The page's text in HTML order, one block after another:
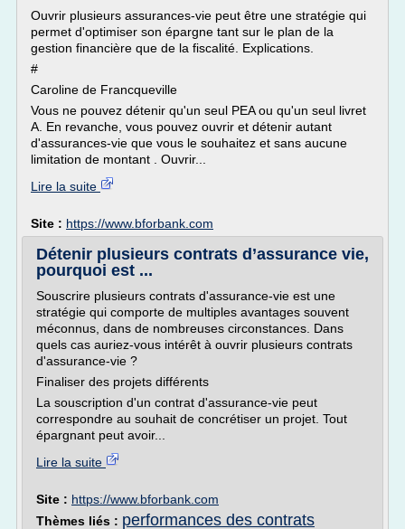
Ouvrir plusieurs assurances-vie peut être une stratégie qui
permet d'optimiser son épargne tant sur le plan de la
gestion financière que de la fiscalité. Explications.
#
Caroline de Francqueville
Vous ne pouvez détenir qu'un seul PEA ou qu'un seul livret
A. En revanche, vous pouvez ouvrir et détenir autant
d'assurances-vie que vous le souhaitez et sans aucune
limitation de montant . Ouvrir...
Lire la suite
Site : https://www.bforbank.com
Détenir plusieurs contrats d’assurance vie,
pourquoi est ...
Souscrire plusieurs contrats d'assurance-vie est une
stratégie qui comporte de multiples avantages souvent
méconnus, dans de nombreuses circonstances. Dans
quels cas auriez-vous intérêt à ouvrir plusieurs contrats
d'assurance-vie ?
Finaliser des projets différents
La souscription d'un contrat d'assurance-vie peut
correspondre au souhait de concrétiser un projet. Tout
épargnant peut avoir...
Lire la suite
Site : https://www.bforbank.com
Thèmes liés : performances des contrats